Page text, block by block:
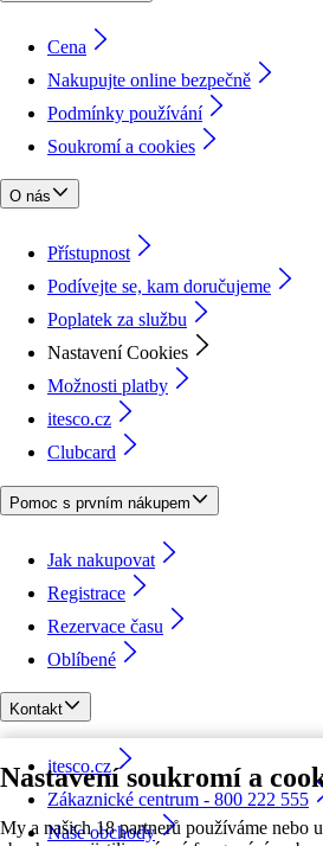
Nastavení soukromí a
My a našich 18 partnerů používáme nebo
Cena
Nakupujte online bezpečně
Podmínky používání
Soukromí a cookies
O nás
Přístupnost
Podívejte se, kam doručujeme
Poplatek za službu
Nastavení Cookies
Možnosti platby
itesco.cz
Clubcard
Pomoc s prvním nákupem
Jak nakupovat
Registrace
Rezervace času
Oblíbené
Kontakt
itesco.cz
Zákaznické centrum - 800 222 555
Naše obchody